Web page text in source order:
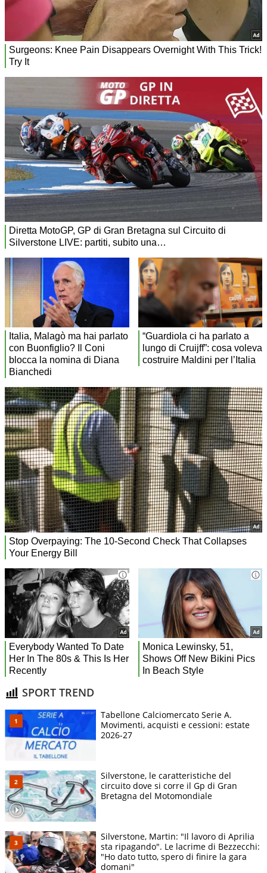
SPORT TREND
Tabellone Calciomercato Serie A.
Movimenti, acquisti e cessioni: estate
2026-27
Silverstone, le caratteristiche del
circuito dove si corre il Gp di Gran
Bretagna del Motomondiale
Silverstone, Martin: "Il lavoro di Aprilia
sta ripagando". Le lacrime di Bezzecchi:
"Ho dato tutto, spero di finire la gara
domani"